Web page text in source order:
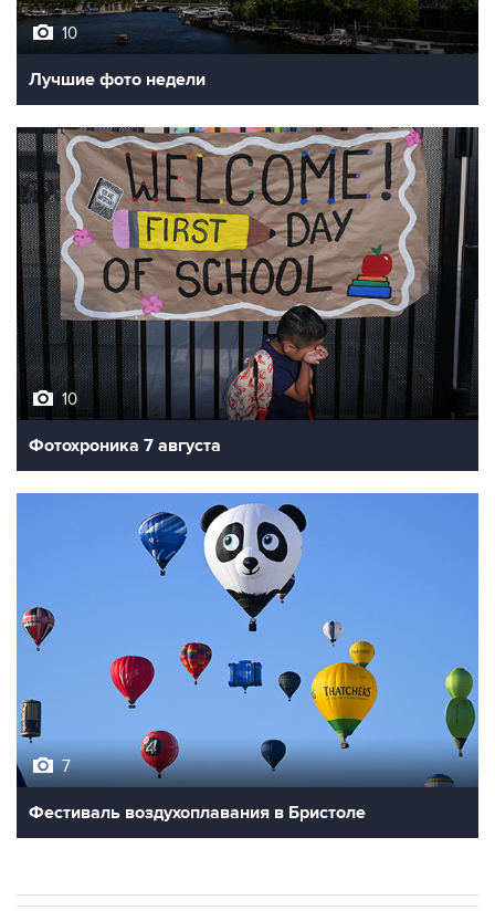
10
Лучшие фото недели
10
Фотохроника 7 августа
7
Фестиваль воздухоплавания в Бристоле